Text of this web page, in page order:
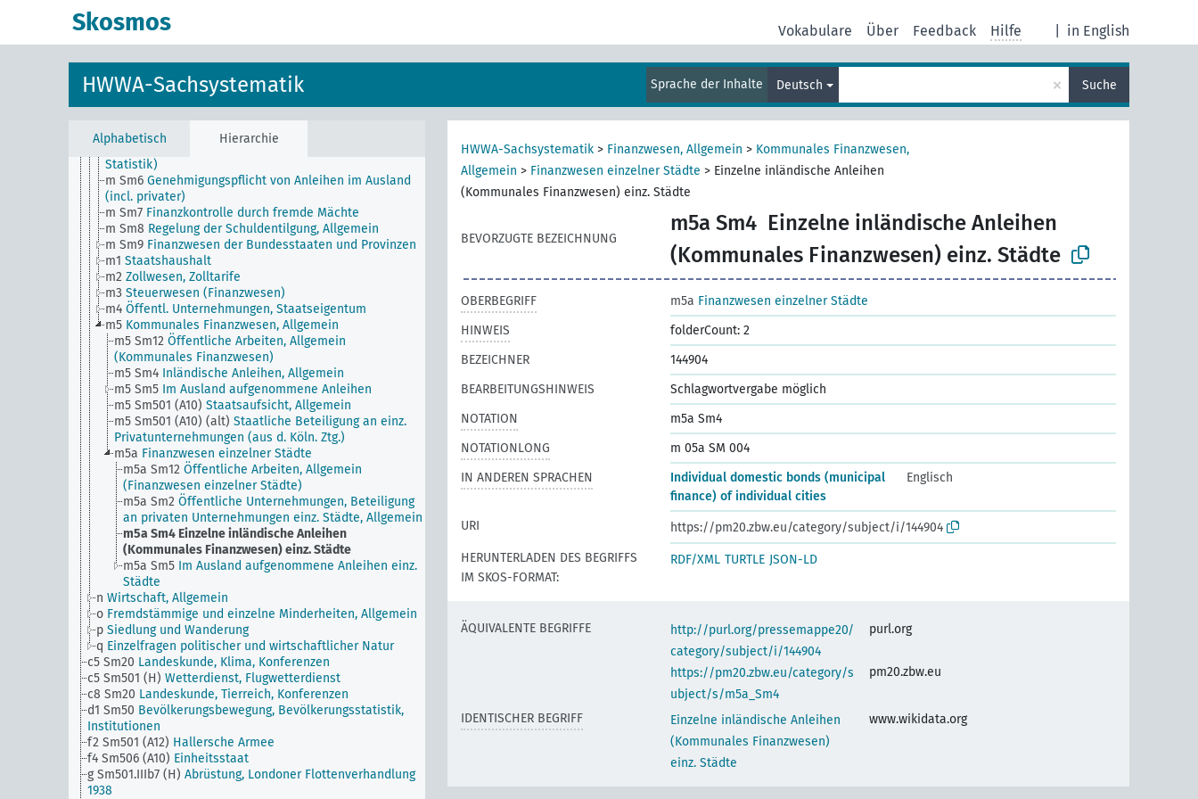
Skosmos in English
Vokabulare Über Feedback Hilfe
HWWA-Sachsystematik Sprache der Inhalte Deutsch × Suche
Alphabetisch Hierarchie
m Sm5 Gebührenwesen
m Sm502 (A10) (alt) Finanzausgleich
(Landessteuergesetz)
m Sm504 (A10)
Abgeltung von Forderungen an das Reich
m Sm505 (A10)
Statistik)
m Sm6 Genehmigungspflicht von Anleihen im Ausland
(incl. privater)
m Sm7 Finanzkontrolle durch fremde Mächte
m Sm8 Regelung der Schuldentilgung, Allgemein
m Sm9 Finanzwesen der Bundesstaaten und Provinzen
m1 Staatshaushalt
m2 Zollwesen, Zolltarife
m3 Steuerwesen (Finanzwesen)
m4 Öffentl. Unternehmungen, Staatseigentum
m5 Kommunales Finanzwesen, Allgemein
m5 Sm12 Öffentliche Arbeiten, Allgemein
(Kommunales Finanzwesen)
m5 Sm4 Inländische Anleihen, Allgemein
m5 Sm5 Im Ausland aufgenommene Anleihen
m5 Sm501 (A10) Staatsaufsicht, Allgemein
m5 Sm501 (A10) (alt) Staatliche Beteiligung an einz.
Privatunternehmungen (aus d. Köln. Ztg.)
m5a Finanzwesen einzelner Städte
m5a Sm12 Öffentliche Arbeiten, Allgemein
(Finanzwesen einzelner Städte)
m5a Sm2 Öffentliche Unternehmungen, Beteiligung
an privaten Unternehmungen einz. Städte, Allgemein
m5a Sm4 Einzelne inländische Anleihen
(Kommunales Finanzwesen) einz. Städte
m5a Sm5 Im Ausland aufgenommene Anleihen einz.
Städte
n Wirtschaft, Allgemein
o Fremdstämmige und einzelne Minderheiten, Allgemein
p Siedlung und Wanderung
q Einzelfragen politischer und wirtschaftlicher Natur
c5 Sm20 Landeskunde, Klima, Konferenzen
c5 Sm501 (H) Wetterdienst, Flugwetterdienst
c8 Sm20 Landeskunde, Tierreich, Konferenzen
d1 Sm50 Bevölkerungsbewegung, Bevölkerungsstatistik,
Institutionen
f2 Sm501 (A12) Hallersche Armee
f4 Sm506 (A10) Einheitsstaat
g Sm501.IIIb7 (H) Abrüstung, Londoner Flottenverhandlung
1938
HWWA-Sachsystematik > Finanzwesen, Allgemein > Kommunales Finanzwesen,
Allgemein > Finanzwesen einzelner Städte > Einzelne inländische Anleihen
(Kommunales Finanzwesen) einz. Städte
BEVORZUGTE BEZEICHNUNG
m5a Sm4 Einzelne inländische Anleihen
(Kommunales Finanzwesen) einz. Städte
OBERBEGRIFF m5a Finanzwesen einzelner Städte
HINWEIS
folderCount: 2
BEZEICHNER
144904
BEARBEITUNGSHINWEIS
Schlagwortvergabe möglich
NOTATION
m5a Sm4
NOTATIONLONG
m 05a SM 004
IN ANDEREN SPRACHEN
Individual domestic bonds (municipal
finance) of individual cities
Englisch
URI
https://pm20.zbw.eu/category/subject/i/144904
HERUNTERLADEN DES BEGRIFFS
IM SKOS-FORMAT:
RDF/XML TURTLE JSON-LD
ÄQUIVALENTE BEGRIFFE
http://purl.org/pressemappe20/
category/subject/i/144904
purl.org
https://pm20.zbw.eu/category/s
ubject/s/m5a_Sm4
pm20.zbw.eu
IDENTISCHER BEGRIFF
Einzelne inländische Anleihen
(Kommunales Finanzwesen)
einz. Städte
www.wikidata.org